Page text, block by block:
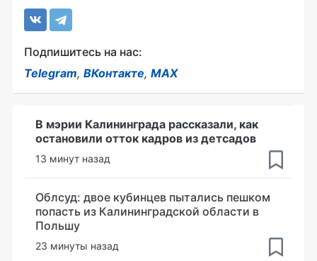
Подпишитесь на нас:
Telegram, ВКонтакте, MAX
В мэрии Калининграда рассказали, как
остановили отток кадров из детсадов
13 минут назад
Облсуд: двое кубинцев пытались пешком
попасть из Калининградской области в
Польшу
23 минуты назад